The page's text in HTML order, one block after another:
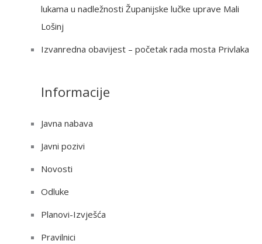
lukama u nadležnosti Županijske lučke uprave Mali
Lošinj
Izvanredna obavijest – početak rada mosta Privlaka
Informacije
Javna nabava
Javni pozivi
Novosti
Odluke
Planovi-Izvješća
Pravilnici